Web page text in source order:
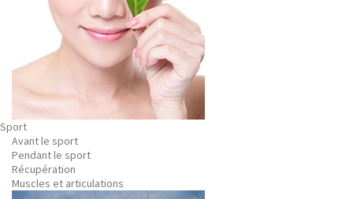
Sport
Avant le sport
Pendant le sport
Récupération
Muscles et articulations